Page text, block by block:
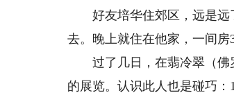
好友培华住郊区，远是远
去。晚上就住在他家，一间
过了几日，在翡冷翠（佛
的展览。认识此人也是碰巧